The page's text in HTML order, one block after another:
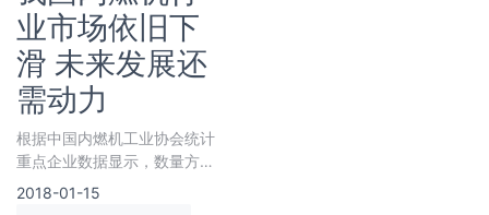
业市场依旧下
滑 未来发展还
需动力
根据中国内燃机工业协会统计
重点企业数据显示，数量方
面，今年6月完成内燃机销量
2018-01-15